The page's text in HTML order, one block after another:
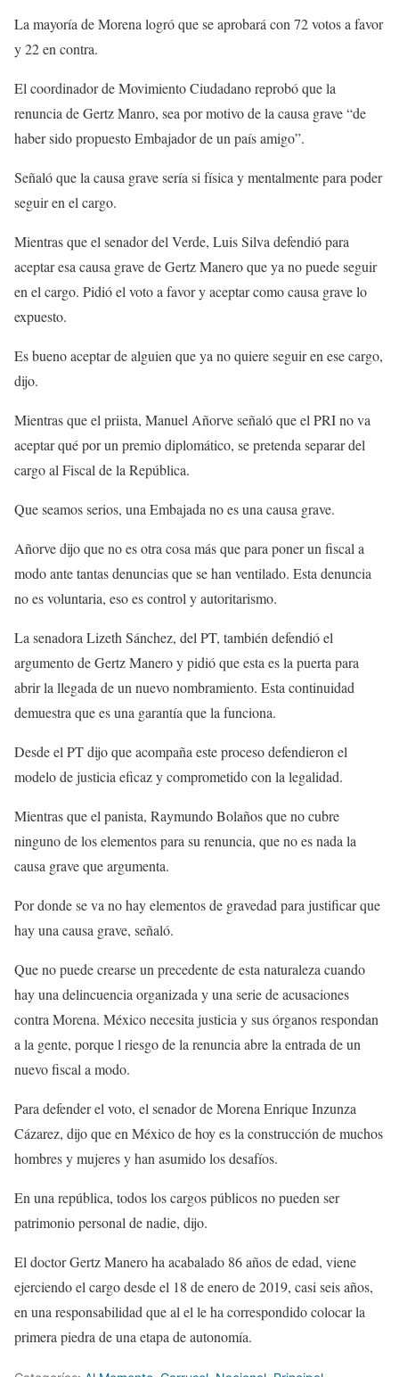
La mayoría de Morena logró que se aprobará con 72 votos a favor
y 22 en contra.
El coordinador de Movimiento Ciudadano reprobó que la
renuncia de Gertz Manro, sea por motivo de la causa grave “de
haber sido propuesto Embajador de un país amigo”.
Señaló que la causa grave sería si física y mentalmente para poder
seguir en el cargo.
Mientras que el senador del Verde, Luis Silva defendió para
aceptar esa causa grave de Gertz Manero que ya no puede seguir
en el cargo. Pidió el voto a favor y aceptar como causa grave lo
expuesto.
Es bueno aceptar de alguien que ya no quiere seguir en ese cargo,
dijo.
Mientras que el priista, Manuel Añorve señaló que el PRI no va
aceptar qué por un premio diplomático, se pretenda separar del
cargo al Fiscal de la República.
Que seamos serios, una Embajada no es una causa grave.
Añorve dijo que no es otra cosa más que para poner un fiscal a
modo ante tantas denuncias que se han ventilado. Esta denuncia
no es voluntaria, eso es control y autoritarismo.
La senadora Lizeth Sánchez, del PT, también defendió el
argumento de Gertz Manero y pidió que esta es la puerta para
abrir la llegada de un nuevo nombramiento. Esta continuidad
demuestra que es una garantía que la funciona.
Desde el PT dijo que acompaña este proceso defendieron el
modelo de justicia eficaz y comprometido con la legalidad.
Mientras que el panista, Raymundo Bolaños que no cubre
ninguno de los elementos para su renuncia, que no es nada la
causa grave que argumenta.
Por donde se va no hay elementos de gravedad para justificar que
hay una causa grave, señaló.
Que no puede crearse un precedente de esta naturaleza cuando
hay una delincuencia organizada y una serie de acusaciones
contra Morena. México necesita justicia y sus órganos respondan
a la gente, porque l riesgo de la renuncia abre la entrada de un
nuevo fiscal a modo.
Para defender el voto, el senador de Morena Enrique Inzunza
Cázarez, dijo que en México de hoy es la construcción de muchos
hombres y mujeres y han asumido los desafíos.
En una república, todos los cargos públicos no pueden ser
patrimonio personal de nadie, dijo.
El doctor Gertz Manero ha acabalado 86 años de edad, viene
ejerciendo el cargo desde el 18 de enero de 2019, casi seis años,
en una responsabilidad que al el le ha correspondido colocar la
primera piedra de una etapa de autonomía.